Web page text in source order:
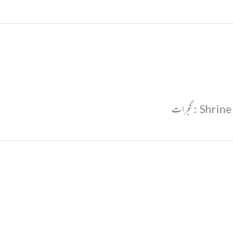
Shrine : گجرات